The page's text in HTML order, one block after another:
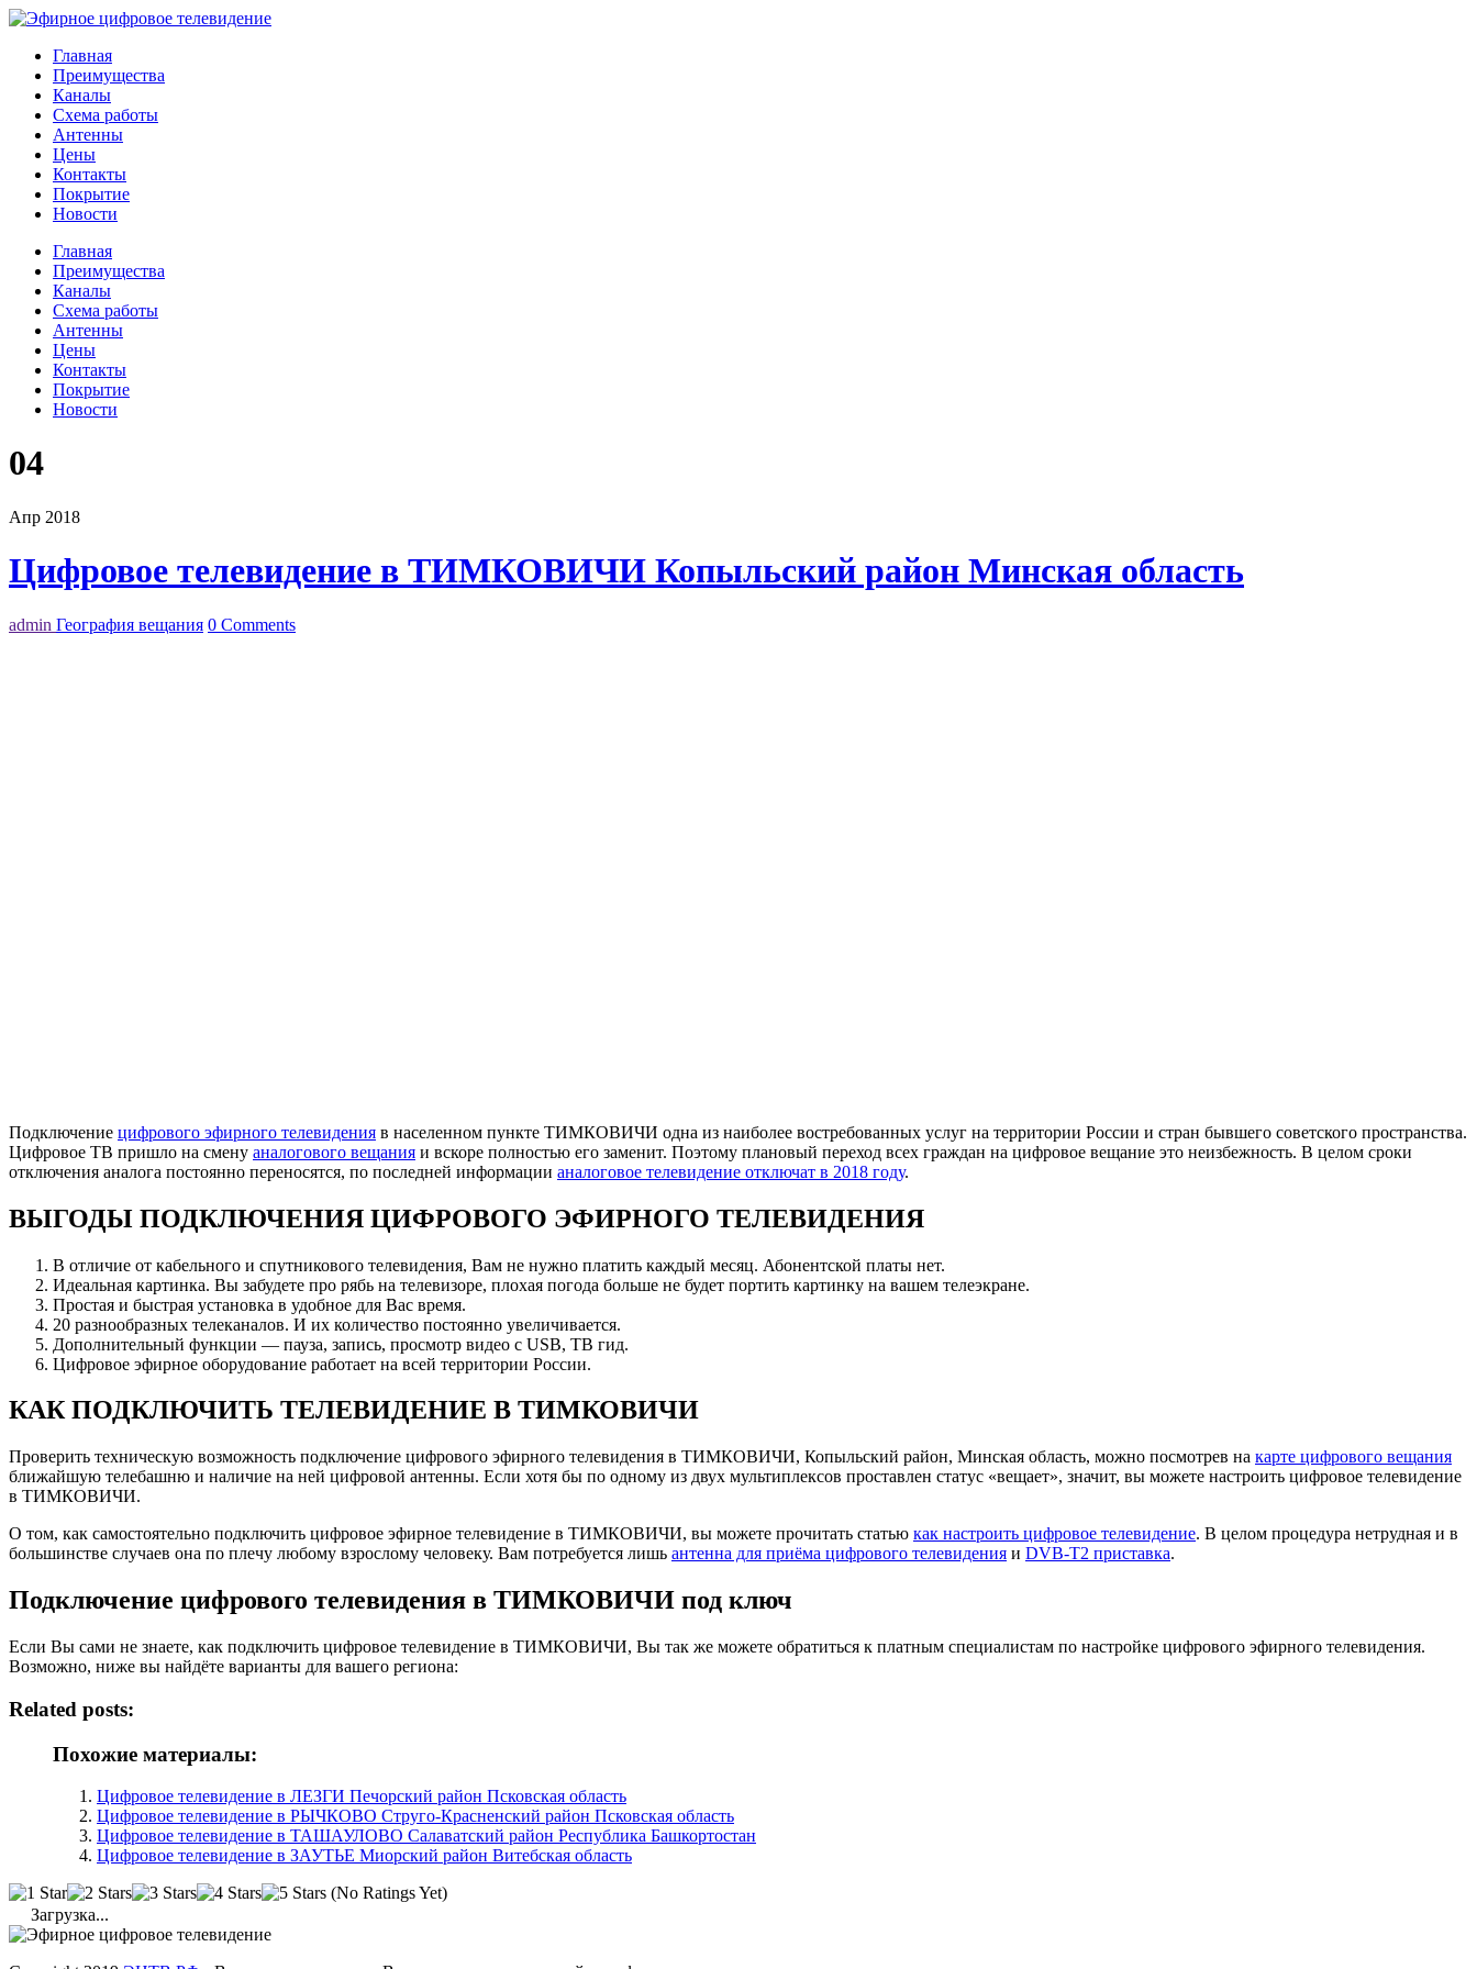
Главная
Преимущества
Каналы
Схема работы
Антенны
Цены
Контакты
Покрытие
Новости
Главная
Преимущества
Каналы
Схема работы
Антенны
Цены
Контакты
Покрытие
Новости
04
Апр 2018
Цифровое телевидение в ТИМКОВИЧИ Копыльский район Минская область
admin География вещания 0 Comments
Подключение цифрового эфирного телевидения в населенном пункте ТИМКОВИЧИ одна из наиболее востребованных услуг на территории России и стран бывшего советского пространства.
Цифровое ТВ пришло на смену аналогового вещания и вскоре полностью его заменит. Поэтому плановый переход всех граждан на цифровое вещание это неизбежность. В целом сроки
отключения аналога постоянно переносятся, по последней информации аналоговое телевидение отключат в 2018 году.
ВЫГОДЫ ПОДКЛЮЧЕНИЯ ЦИФРОВОГО ЭФИРНОГО ТЕЛЕВИДЕНИЯ
В отличие от кабельного и спутникового телевидения, Вам не нужно платить каждый месяц. Абонентской платы нет.
Идеальная картинка. Вы забудете про рябь на телевизоре, плохая погода больше не будет портить картинку на вашем телеэкране.
Простая и быстрая установка в удобное для Вас время.
20 разнообразных телеканалов. И их количество постоянно увеличивается.
Дополнительный функции — пауза, запись, просмотр видео с USB, ТВ гид.
Цифровое эфирное оборудование работает на всей территории России.
КАК ПОДКЛЮЧИТЬ ТЕЛЕВИДЕНИЕ В ТИМКОВИЧИ
Проверить техническую возможность подключение цифрового эфирного телевидения в ТИМКОВИЧИ, Копыльский район, Минская область, можно посмотрев на карте цифрового вещания
ближайшую телебашню и наличие на ней цифровой антенны. Если хотя бы по одному из двух мультиплексов проставлен статус «вещает», значит, вы можете настроить цифровое телевидение
в ТИМКОВИЧИ.
О том, как самостоятельно подключить цифровое эфирное телевидение в ТИМКОВИЧИ, вы можете прочитать статью как настроить цифровое телевидение. В целом процедура нетрудная и в
большинстве случаев она по плечу любому взрослому человеку. Вам потребуется лишь антенна для приёма цифрового телевидения и DVB-T2 приставка.
Подключение цифрового телевидения в ТИМКОВИЧИ под ключ
Если Вы сами не знаете, как подключить цифровое телевидение в ТИМКОВИЧИ, Вы так же можете обратиться к платным специалистам по настройке цифрового эфирного телевидения.
Возможно, ниже вы найдёте варианты для вашего региона:
Related posts:
Похожие материалы:
Цифровое телевидение в ЛЕЗГИ Печорский район Псковская область
Цифровое телевидение в РЫЧКОВО Струго-Красненский район Псковская область
Цифровое телевидение в ТАШАУЛОВО Салаватский район Республика Башкортостан
Цифровое телевидение в ЗАУТЬЕ Миорский район Витебская область
(No Ratings Yet)
Загрузка...